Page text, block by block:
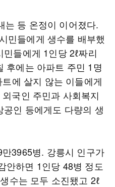
는 등 온정이 이어졌다.
민들에게 생수를 배부했
들에게 1인당 2ℓ짜리
후에는 아파트 주민 1명
에 살지 않는 이들에게
국인 주민과 사회복지
인 등에게도 다량의 생
3965병. 강릉시 인구가
안하면 1인당 48병 정도
수는 모두 소진됐고 2ℓ